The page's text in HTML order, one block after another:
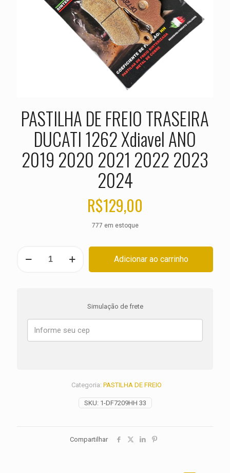
PASTILHA DE FREIO TRASEIRA
DUCATI 1262 Xdiavel ANO
2019 2020 2021 2022 2023
2024
R$129,00
777 em estoque
ANO
2020
Adicionar ao carrinho
Simulação de frete
SKU: 1-DF7209HH 33
Categoria: PASTILHA DE FREIO
Compartilhar